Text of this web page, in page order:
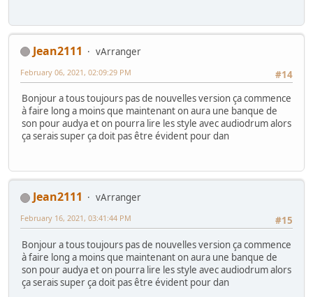
Jean2111
vArranger
#14
February 06, 2021, 02:09:29 PM
Bonjour a tous toujours pas de nouvelles version ça commence
à faire long a moins que maintenant on aura une banque de
son pour audya et on pourra lire les style avec audiodrum alors
ça serais super ça doit pas être évident pour dan
Jean2111
vArranger
#15
February 16, 2021, 03:41:44 PM
Bonjour a tous toujours pas de nouvelles version ça commence
à faire long a moins que maintenant on aura une banque de
son pour audya et on pourra lire les style avec audiodrum alors
ça serais super ça doit pas être évident pour dan